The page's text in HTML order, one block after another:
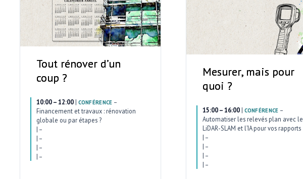
Tout rénover d’un
coup ?
10:00 – 12:00| CONFÉRENCE –
Financement et travaux : rénovation
globale ou par étapes ?
| –
| –
| –
| –
Mesurer, mais pour
quoi ?
15:00 – 16:00| CONFÉRENCE –
Automatiser les relevés plan avec le
LiDAR-SLAM et l’IA pour vos rapports
| –
| –
| –
| –